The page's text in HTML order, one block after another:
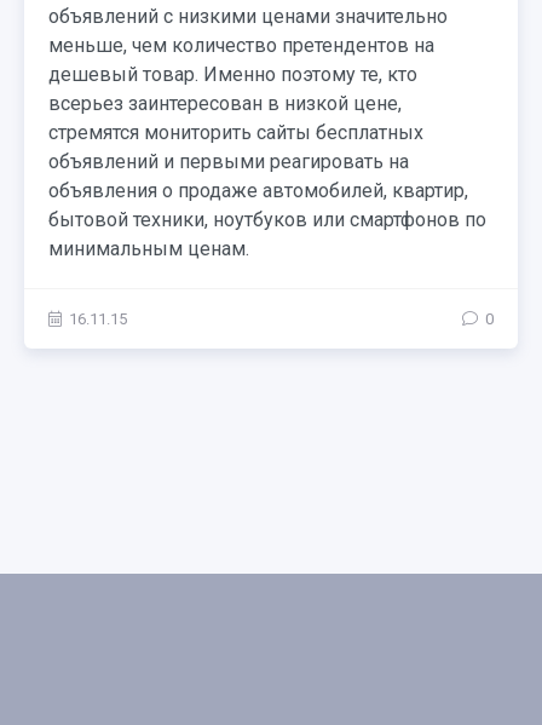
объявлений с низкими ценами значительно
меньше, чем количество претендентов на
дешевый товар. Именно поэтому те, кто
всерьез заинтересован в низкой цене,
стремятся мониторить сайты бесплатных
объявлений и первыми реагировать на
объявления о продаже автомобилей, квартир,
бытовой техники, ноутбуков или смартфонов по
минимальным ценам.
16.11.15 0